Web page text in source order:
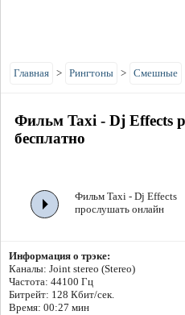
Главная > Рингтоны > Смешные
Фильм Taxi - Dj Effects
бесплатно
Фильм Taxi - Dj Effects
прослушать онлайн
Информация о трэке:
Каналы: Joint stereo (Stereo)
Частота: 44100 Гц
Битрейт: 128 Кбит/сек.
Время: 00:27 мин